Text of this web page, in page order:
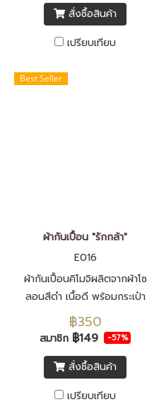
สั่งซื้อสินค้า
เปรียบเทียบ
Best Seller
ผ้ากันเปื้อน "รักกล้า"
E016
ผ้ากันเปื้อนคิโมจิผลิตจากผ้าโซ
ลอนสีดำ เนื้อดี พร้อมกระเป๋า
อุปกรณ์ สวยสะดุดตาอย่างเป็น
เอกลักษณ์
฿350
สมาชิก ฿149 -57%
สั่งซื้อสินค้า
เปรียบเทียบ